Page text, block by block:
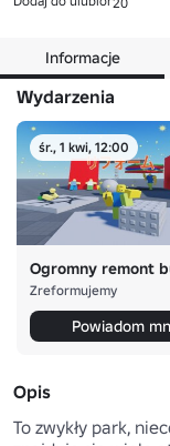
Informacje
Wydarzenia
śr., 1 kwi, 12:00
Zreformujemy
Powiadom
Opis
To zwykły park,